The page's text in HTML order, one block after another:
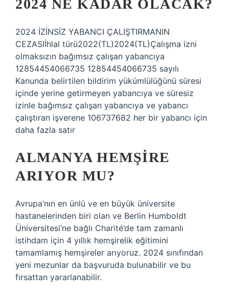
2024 NE KADAR OLACAK?
2024 İZİNSİZ YABANCI ÇALIŞTIRMANIN
CEZASIİhlal türü2022(TL)2024(TL)Çalışma izni
olmaksızın bağımsız çalışan yabancıya
12854454066735 12854454066735 sayılı
Kanunda belirtilen bildirim yükümlülüğünü süresi
içinde yerine getirmeyen yabancıya ve süresiz
izinle bağımsız çalışan yabancıya ve yabancı
çalıştıran işverene 106737682 her bir yabancı için
daha fazla satır
ALMANYA HEMŞIRE
ARIYOR MU?
Avrupa’nın en ünlü ve en büyük üniversite
hastanelerinden biri olan ve Berlin Humboldt
Üniversitesi’ne bağlı Charité’de tam zamanlı
istihdam için 4 yıllık hemşirelik eğitimini
tamamlamış hemşireler arıyoruz. 2024 sınıfından
yeni mezunlar da başvuruda bulunabilir ve bu
fırsattan yararlanabilir.